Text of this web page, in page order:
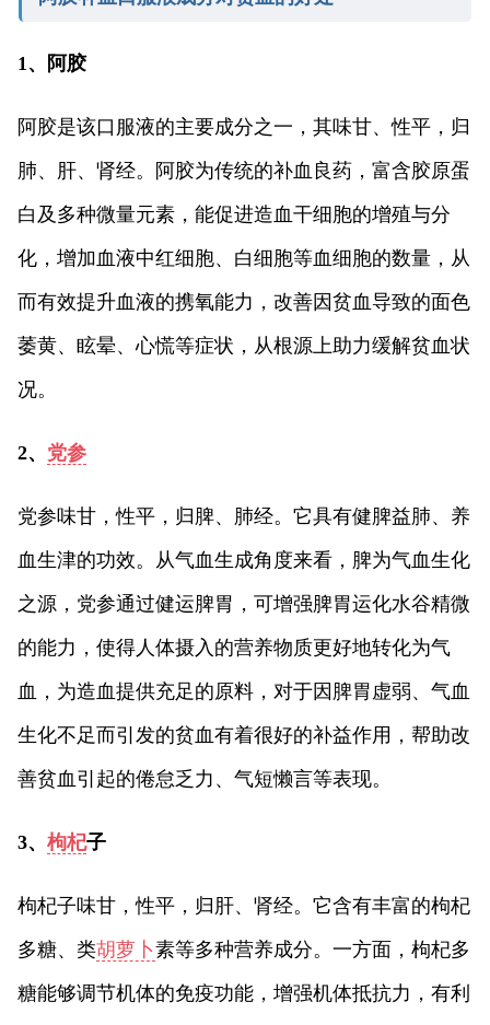
1、阿胶
阿胶是该口服液的主要成分之一，其味甘、性平，归
肺、肝、肾经。阿胶为传统的补血良药，富含胶原蛋
白及多种微量元素，能促进造血干细胞的增殖与分
化，增加血液中红细胞、白细胞等血细胞的数量，从
而有效提升血液的携氧能力，改善因贫血导致的面色
萎黄、眩晕、心慌等症状，从根源上助力缓解贫血状
况。
2、 党参
党参味甘，性平，归脾、肺经。它具有健脾益肺、养
血生津的功效。从气血生成角度来看，脾为气血生化
之源，党参通过健运脾胃，可增强脾胃运化水谷精微
的能力，使得人体摄入的营养物质更好地转化为气
血，为造血提供充足的原料，对于因脾胃虚弱、气血
生化不足而引发的贫血有着很好的补益作用，帮助改
善贫血引起的倦怠乏力、气短懒言等表现。
3、 枸杞子
枸杞子味甘，性平，归肝、肾经。它含有丰富的枸杞
多糖、类胡萝卜素等多种营养成分。一方面，枸杞多
糖能够调节机体的免疫功能，增强机体抵抗力，有利